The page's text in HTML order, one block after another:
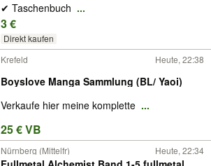
✔ Taschenbuch ...
3 €
Direkt kaufen
Krefeld Heute, 22:38
Boyslove Manga Sammlung (BL/ Yaoi)
Verkaufe hier meine komplette ...
25 € VB
Nürnberg (Mittelfr) Heute, 22:34